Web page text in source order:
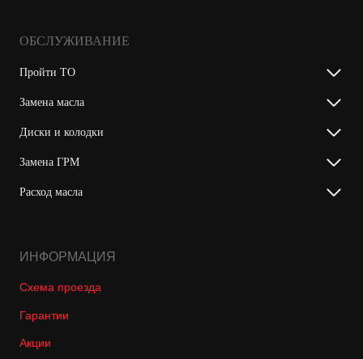
ОБСЛУЖИВАНИЕ
Пройти ТО
Замена масла
Диски и колодки
Замена ГРМ
Расход масла
ИНФОРМАЦИЯ
Схема проезда
Гарантии
Акции